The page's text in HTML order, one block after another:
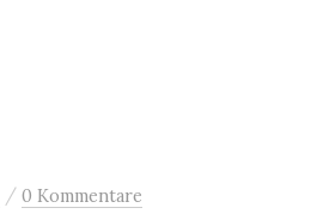
/ 0 Kommentare